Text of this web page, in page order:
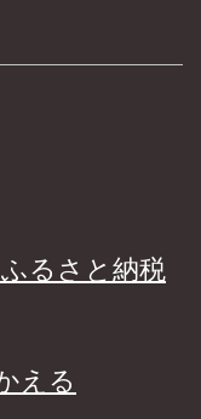
るさと納税
える